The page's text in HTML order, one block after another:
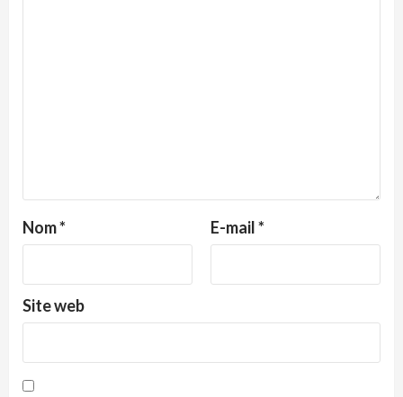
Nom* E-mail*
Site web